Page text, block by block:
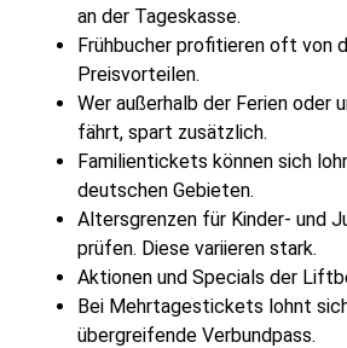
an der Tageskasse.
Frühbucher profitieren oft von
Preisvorteilen.
Wer außerhalb der Ferien oder
fährt, spart zusätzlich.
Familientickets können sich
deutschen Gebieten.
Altersgrenzen für Kinder- und
prüfen. Diese variieren stark.
Aktionen und Specials der
Bei Mehrtagestickets lohnt
übergreifende Verbundpass.